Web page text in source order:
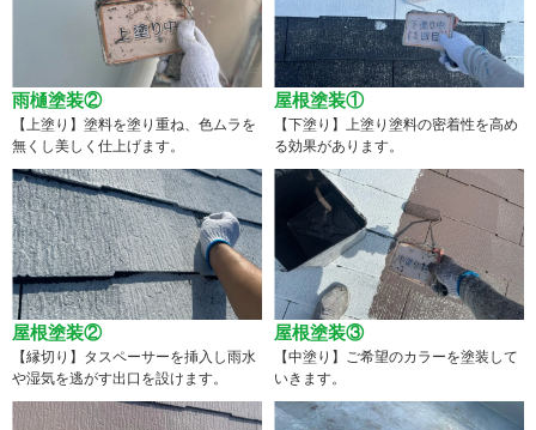
雨樋塗装②
【上塗り】塗料を塗り重ね、色ムラを
無くし美しく仕上げます。
屋根塗装①
【下塗り】上塗り塗料の密着性を高め
る効果があります。
屋根塗装②
【縁切り】タスペーサーを挿入し雨水
や湿気を逃がす出口を設けます。
屋根塗装③
【中塗り】ご希望のカラーを塗装して
いきます。